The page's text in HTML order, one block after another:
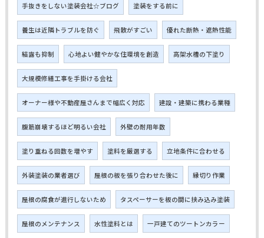
手抜きをしない塗装会社☆ブログ 塗装をする前に
養生は近隣トラブルを防ぐ 飛散がすごい 優れた断熱・遮熱性能
結露も抑制 心地よい健やかな住環境を創造 高架水槽の下塗り
大規模修繕工事を手掛ける会社
オーナー様や不動産屋さんまで幅広く対応 建設・建築に携わる業種
腹筋崩壊するほど明るい会社 外壁の耐用年数
塗り重ねる回数を増やす 塗料を厳選する 立地条件に合わせる
外装塗装の業者選び 屋根の板を張り合わせた後に 縁切り作業
屋根の腐食が進行しないため タスペーサーを板の間に挟み込み塗装
屋根のメンテナンス 水性塗料とは 一戸建てのツートンカラー